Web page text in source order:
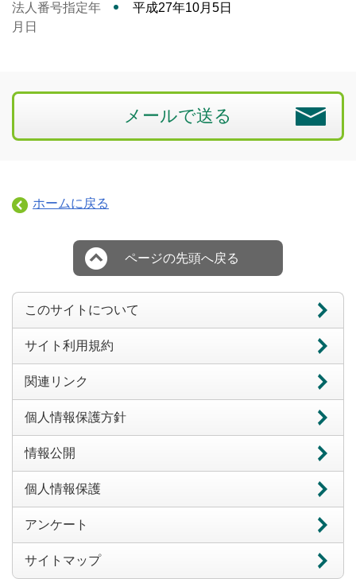
法人番号指定年
月日
平成27年10月5日
メールで送る
ホームに戻る
ページの先頭へ戻る
このサイトについて
サイト利用規約
関連リンク
個人情報保護方針
情報公開
個人情報保護
アンケート
サイトマップ